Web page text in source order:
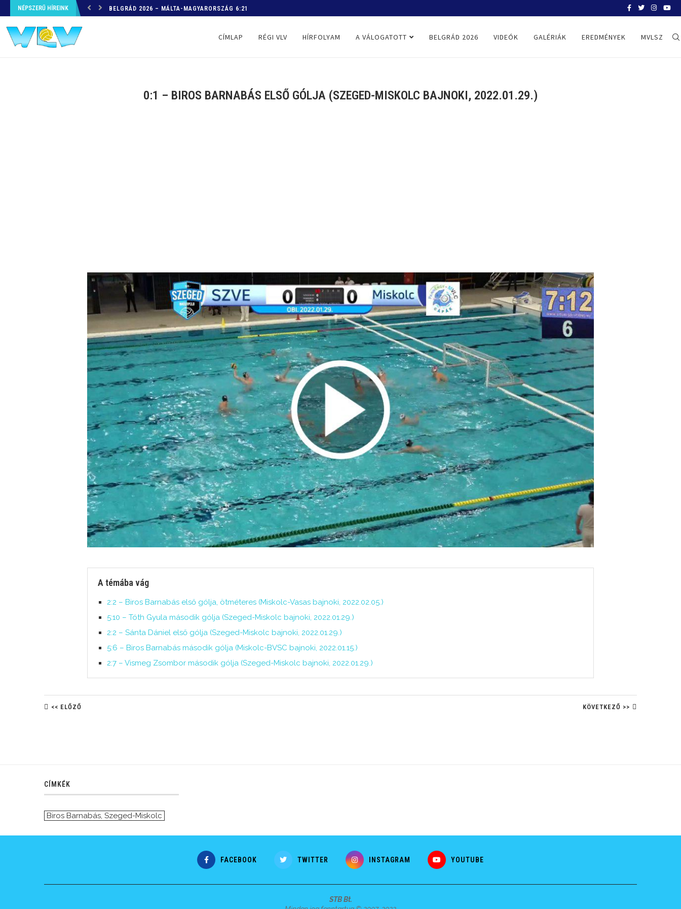
NÉPSZERŰ HÍREINK HELYZETKÉP AZ EB-RŐL – A TOVÁBBI PROGRAM
CÍMLAP RÉGI VLV HÍRFOLYAM A VÁLOGATOTT BELGRÁD 2026 VIDEÓK GALÉRIÁK EREDMÉNYEK MVLSZ
0:1 – BIROS BARNABÁS ELSŐ GÓLJA (SZEGED-MISKOLC BAJNOKI, 2022.01.29.)
A témába vág
2:2 – Biros Barnabás első gólja, ötméteres (Miskolc-Vasas bajnoki, 2022.02.05.)
5:10 – Tóth Gyula második gólja (Szeged-Miskolc bajnoki, 2022.01.29.)
2:2 – Sánta Dániel első gólja (Szeged-Miskolc bajnoki, 2022.01.29.)
5:6 – Biros Barnabás második gólja (Miskolc-BVSC bajnoki, 2022.01.15.)
2:7 – Vismeg Zsombor második gólja (Szeged-Miskolc bajnoki, 2022.01.29.)
<< ELŐZŐ KÖVETKEZŐ >>
CÍMKÉK
Biros Barnabás, Szeged-Miskolc
FACEBOOK TWITTER INSTAGRAM YOUTUBE
STB Bt.